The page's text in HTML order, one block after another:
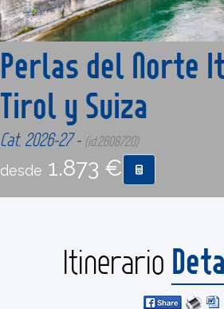
COMPRAR
Perlas del Norte
Tirol y Suiza
Cat. 2026-27 - (id:2608720)
desde 1.873 €
Itinerario